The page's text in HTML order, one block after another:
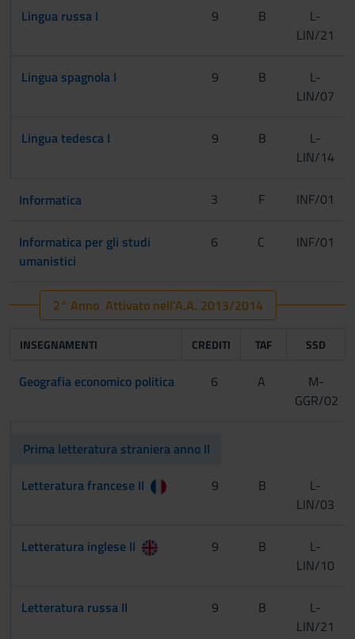
Lingua russa I 9 B
L-
LIN/21
Lingua spagnola I 9 B
L-
LIN/07
Lingua tedesca I 9 B
L-
LIN/14
Informatica 3 F INF/01
Informatica per gli studi
umanistici
6 C INF/01
2° Anno Attivato nell'A.A. 2013/2014
INSEGNAMENTI CREDITI TAF SSD
Geografia economico politica 6 A
M-
GGR/02
Prima letteratura straniera anno II
Letteratura francese II
9 B
L-
LIN/03
Letteratura inglese II 9 B
L-
LIN/10
Letteratura russa II 9 B
L-
LIN/21